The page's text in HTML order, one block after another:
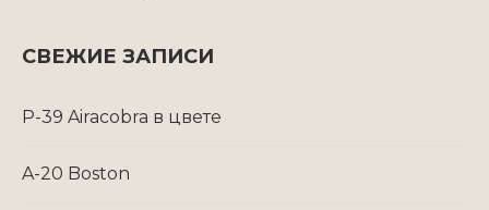
СВЕЖИЕ ЗАПИСИ
P-39 Airacobra в цвете
A-20 Boston